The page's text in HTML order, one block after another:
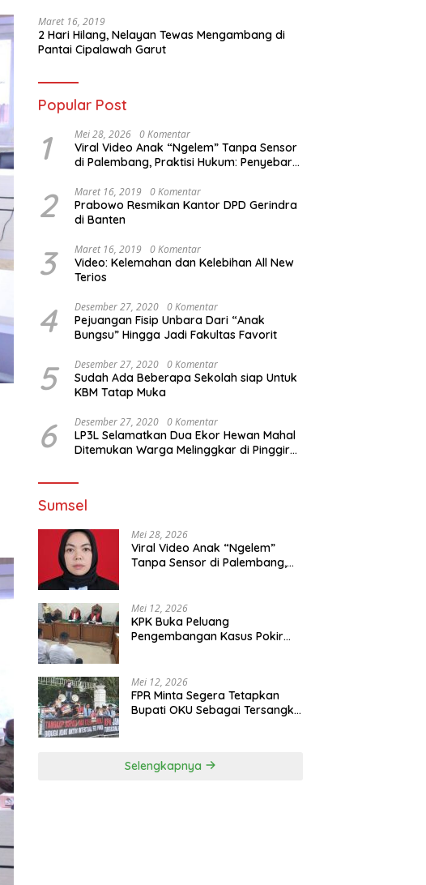
Maret 16, 2019
2 Hari Hilang, Nelayan Tewas Mengambang di
Pantai Cipalawah Garut
Popular Post
1 Mei 28, 2026 0 Komentar
Viral Video Anak “Ngelem” Tanpa Sensor
di Palembang, Praktisi Hukum: Penyebar
2 Maret 16, 2019 0 Komentar
Prabowo Resmikan Kantor DPD Gerindra
di Banten
3 Maret 16, 2019 0 Komentar
Video: Kelemahan dan Kelebihan All New
Terios
4 Desember 27, 2020 0 Komentar
Pejuangan Fisip Unbara Dari “Anak
Bungsu” Hingga Jadi Fakultas Favorit
5 Desember 27, 2020 0 Komentar
Sudah Ada Beberapa Sekolah siap Untuk
KBM Tatap Muka
6 Desember 27, 2020 0 Komentar
LP3L Selamatkan Dua Ekor Hewan Mahal
Ditemukan Warga Melinggkar di Pinggir
Sumsel
Mei 28, 2026
Viral Video Anak “Ngelem”
Tanpa Sensor di Palembang,
Mei 12, 2026
KPK Buka Peluang
Pengembangan Kasus Pokir
Mei 12, 2026
FPR Minta Segera Tetapkan
Bupati OKU Sebagai Tersangka
Selengkapnya